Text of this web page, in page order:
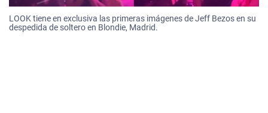
LOOK tiene en exclusiva las primeras imágenes de Jeff Bezos en su
despedida de soltero en Blondie, Madrid.